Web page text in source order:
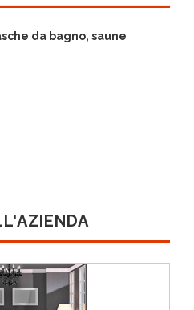
da bagno, saune